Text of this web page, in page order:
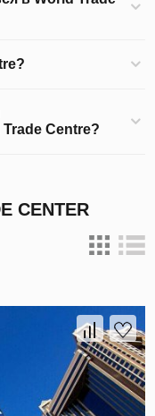
Centre?
CENTER